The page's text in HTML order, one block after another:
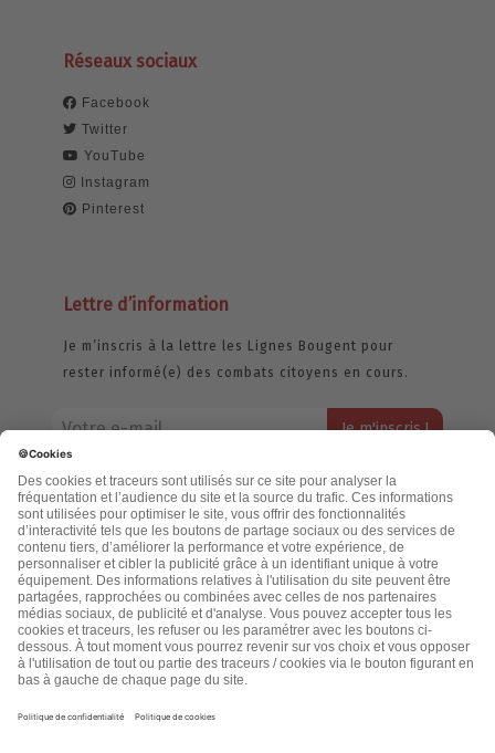
Réseaux sociaux
Facebook
Twitter
YouTube
Instagram
Pinterest
Lettre d’information
Je m’inscris à la lettre les Lignes Bougent pour
rester informé(e) des combats citoyens en cours.
jamais échangée. Pour consulter notre politique de confidentialité,
cliquez ici.
Accueil
Politique de confidentialité
Cookies